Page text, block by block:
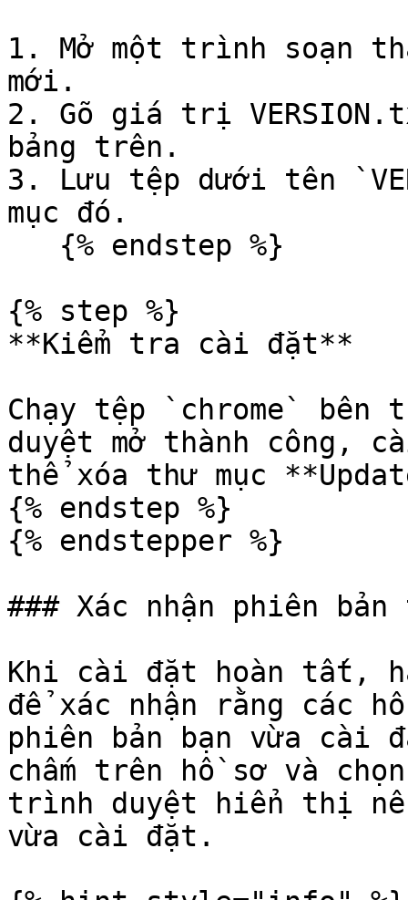
1. Mở một trình soạn
mới.
2. Gõ giá trị
bảng trên.
3. Lưu tệp dưới tên
mục đó.
{% step %}
**Kiểm tra cài đặt**
Chạy tệp `chrome` bên
duyệt mở thành công,
thể xóa thư mục
{% endstep %}
{% endstepper %}
### Xác nhận phiên
Khi cài đặt hoàn tất,
để xác nhận rằng các
phiên bản bạn vừa cài
chấm trên hồ sơ và
trình duyệt hiển thị
vừa cài đặt.